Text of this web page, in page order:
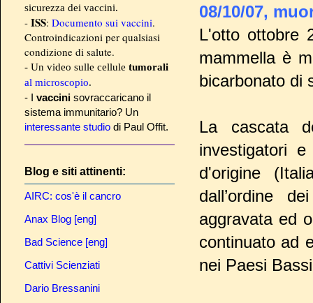
08/10/07,
L'otto ottobre
mammella è
bicarbonato di
La cascata
investigatori
d'origine
dall’ordine
aggravata ed
continuato ad
nei Paesi
sicurezza dei vaccini.
- ISS: Documento sui vaccini.
Controindicazioni per qualsiasi
condizione di salute.
- Un video sulle cellule tumorali
al microscopio.
- I vaccini sovraccaricano il
sistema immunitario? Un
interessante studio di Paul Offit.
Blog e siti attinenti:
AIRC: cos'è il cancro
Anax Blog [eng]
Bad Science [eng]
Cattivi Scienziati
Dario Bressanini